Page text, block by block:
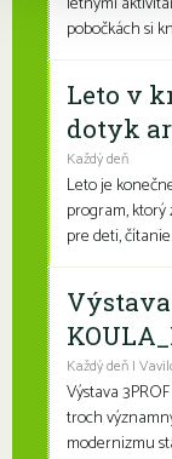
pobočkách si
Leto v
dotyk
Každý deň
Leto je
program,
pre deti,
Výstava
Každý deň |
Výstava
troch
modernizmu